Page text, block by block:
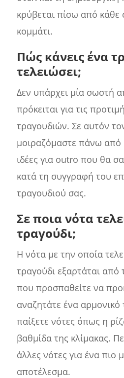
κρύβεται πίσω από κάθε
κομμάτι.
Πώς κάνεις ένα
τελειώσει;
Δεν υπάρχει μία σωστή
πρόκειται για τις
τραγουδιών. Σε αυτόν
μοιραζόμαστε πάνω από
ιδέες για outro που θα
κατά τη συγγραφή του
τραγουδιού σας.
Σε ποια νότα
τραγούδι;
Η νότα με την οποία
τραγούδι εξαρτάται
που προσπαθείτε να
αναζητάτε ένα αρμονικό
παίξετε νότες όπως η
βαθμίδα της κλίμακας.
άλλες νότες για ένα πιο
αποτέλεσμα.